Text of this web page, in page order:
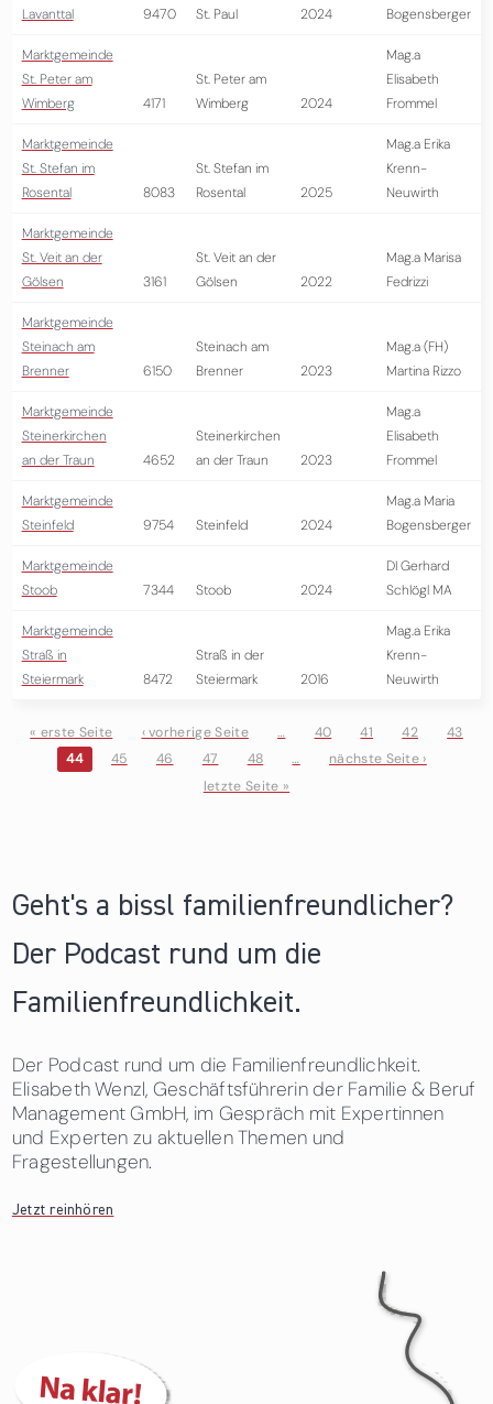
Lavanttal 9470 St. Paul 2024 Bogensberger
Marktgemeinde
St. Peter am
Wimberg
4171
St. Peter am
Wimberg
2024
Mag.a
Elisabeth
Frommel
Marktgemeinde
St. Stefan im
Rosental
8083
St. Stefan im
Rosental
2025
Mag.a Erika
Krenn-
Neuwirth
Marktgemeinde
St. Veit an der
Gölsen
3161
St. Veit an der
Gölsen
2022
Mag.a Marisa
Fedrizzi
Marktgemeinde
Steinach am
Brenner
6150
Steinach am
Brenner
2023
Mag.a (FH)
Martina Rizzo
Marktgemeinde
Steinerkirchen
an der Traun
4652
Steinerkirchen
an der Traun
2023
Mag.a
Elisabeth
Frommel
Marktgemeinde
Steinfeld
9754 Steinfeld 2024
Mag.a Maria
Bogensberger
Marktgemeinde
Stoob
7344 Stoob 2024
DI Gerhard
Schlögl MA
Marktgemeinde
Straß in
Steiermark
8472
Straß in der
Steiermark
2016
Mag.a Erika
Krenn-
Neuwirth
Seiten
« erste Seite ‹ vorherige Seite … 40 41 42
43
44
45 46 47 48 …
nächste Seite ›
letzte Seite »
Geht's a bissl familienfreundlicher?
Der Podcast rund um die
Familienfreundlichkeit.
Der Podcast rund um die Familienfreundlichkeit.
Elisabeth Wenzl, Geschäftsführerin der Familie & Beruf
Management GmbH, im Gespräch mit Expertinnen
und Experten zu aktuellen Themen und
Fragestellungen.
Jetzt reinhören